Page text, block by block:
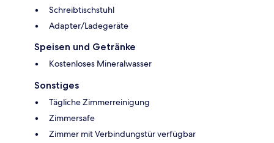
Schreibtischstuhl
Adapter/Ladegeräte
Speisen und Getränke
Kostenloses Mineralwasser
Sonstiges
Tägliche Zimmerreinigung
Zimmersafe
Zimmer mit Verbindungstür verfügbar